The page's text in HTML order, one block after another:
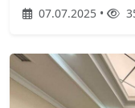
07.07.2025 •